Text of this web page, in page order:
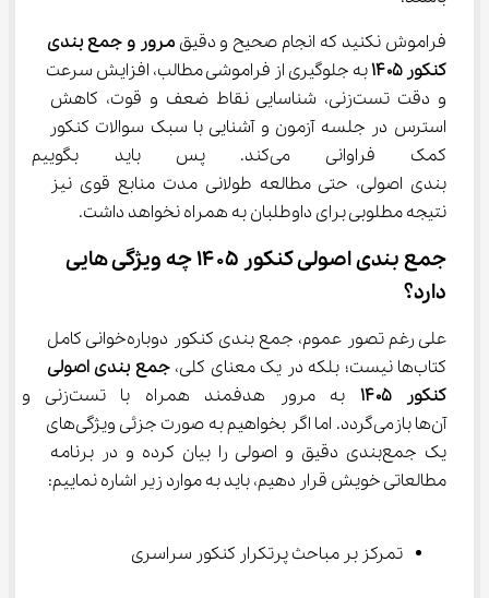
فراموش نکنید که انجام صحیح و دقیق مرور و جمع بندی
کنکور ۱۴۰۵
به جلوگیری از فراموشی مطالب، افزایش سرعت
و دقت تست‌زنی، شناسایی نقاط ضعف و قوت، کاهش
استرس در جلسه آزمون و آشنایی با سبک سوالات کنکور
کمک فراوانی می‌کند. پس
‌بندی اصولی، حتی مطالعه طولانی مدت منابع قوی نیز
نتیجه مطلوبی برای داوطلبان به همراه نخواهد داشت.
جمع بندی اصولی کنکور ۱۴۰۵ چه ویژگی هایی
دارد؟
علی رغم تصور عموم، جمع بندی کنکور دوباره‌خوانی کامل
کتاب‌ها نیست؛ بلکه در یک معنای کلی،
جمع بندی اصولی
کنکور ۱۴۰۵
به مرور هدفمند همراه
آن‌ها بازمی‌گردد. اما اگر بخواهیم به صورت جزئی ویژگی‌های
یک جمع‌بندی دقیق و اصولی را بیان کرده و در برنامه
مطالعاتی خویش قرار دهیم، باید به موارد زیر اشاره نماییم:
تمرکز بر مباحث پرتکرار کنکور سراسری